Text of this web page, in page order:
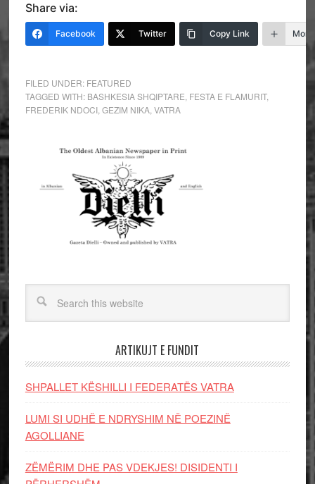
Share via:
Facebook Twitter Copy Link More
FILED UNDER: FEATURED
TAGGED WITH: BASHKESIA SHQIPTARE FESTA E FLAMURIT,
FREDERIK NDOCI, GEZIM NIKA, VATRA
ARTIKUJT E FUNDIT
SHPALLET KËSHILLI I FEDERATËS VATRA
LUMI SI UDHË E NDRYSHIM NË POEZINË
AGOLLIANE
ZËMËRIM DHE PAS VDEKJES! DISIDENTI I